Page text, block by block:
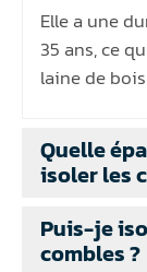
Elle a une
35 ans, ce
laine de
Quelle
isoler les
Puis-je
combles ?